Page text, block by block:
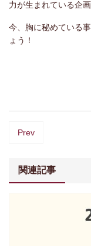
力が生まれている企
今、胸に秘めている
ょう！
Prev
関連記事